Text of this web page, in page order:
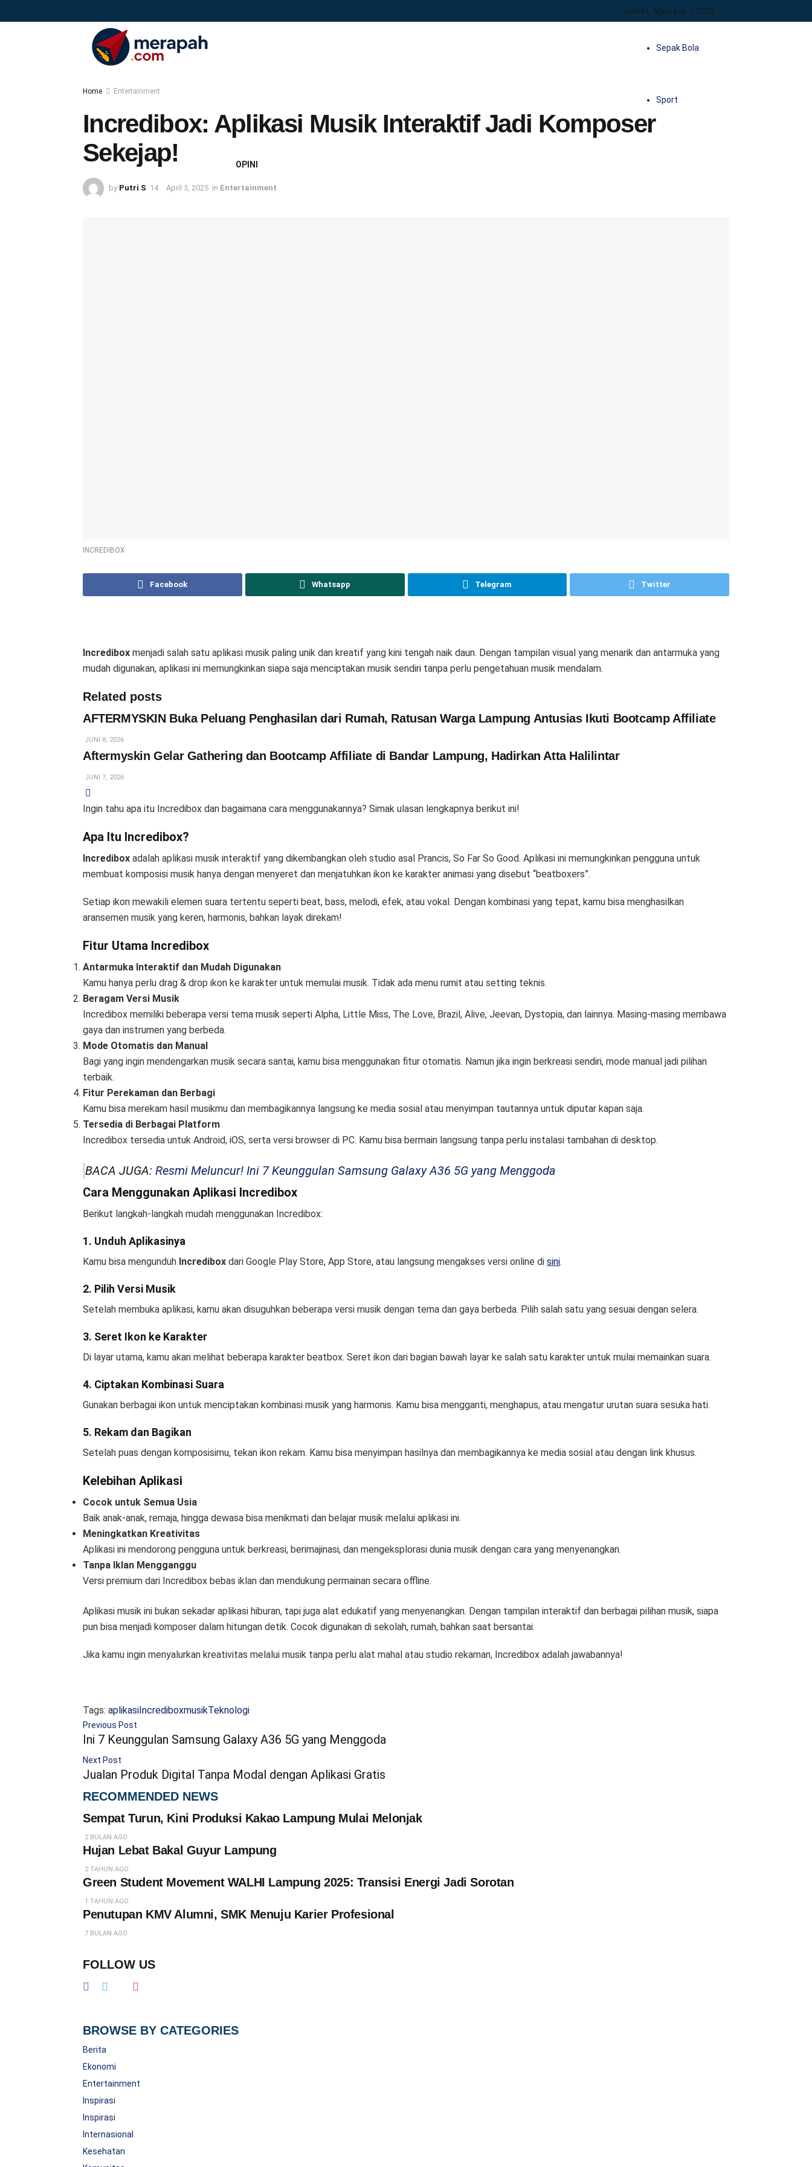
Jumat, Agustus 7, 2026
Sepak Bola
Sport
OPINI
Home Entertainment
Incredibox: Aplikasi Musik Interaktif Jadi Komposer
Sekejap!
by Putri S April 3, 2025 in Entertainment
INCREDIBOX
Facebook Whatsapp Telegram Twitter
Incredibox menjadi salah satu aplikasi musik paling unik dan kreatif yang kini tengah naik daun. Dengan tampilan visual yang menarik dan antarmuka yang
mudah digunakan, aplikasi ini memungkinkan siapa saja menciptakan musik sendiri tanpa perlu pengetahuan musik mendalam.
Related posts
AFTERMYSKIN Buka Peluang Penghasilan dari Rumah, Ratusan Warga Lampung Antusias Ikuti Bootcamp Affiliate
JUNI 8, 2026
Aftermyskin Gelar Gathering dan Bootcamp Affiliate di Bandar Lampung, Hadirkan Atta Halilintar
JUNI 7, 2026
Ingin tahu apa itu Incredibox dan bagaimana cara menggunakannya? Simak ulasan lengkapnya berikut ini!
Apa Itu Incredibox?
Incredibox adalah aplikasi musik interaktif yang dikembangkan oleh studio asal Prancis, So Far So Good. Aplikasi ini memungkinkan pengguna untuk
membuat komposisi musik hanya dengan menyeret dan menjatuhkan ikon ke karakter animasi yang disebut “beatboxers”.
Setiap ikon mewakili elemen suara tertentu seperti beat, bass, melodi, efek, atau vokal. Dengan kombinasi yang tepat, kamu bisa menghasilkan
aransemen musik yang keren, harmonis, bahkan layak direkam!
Fitur Utama Incredibox
Antarmuka Interaktif dan Mudah Digunakan
Kamu hanya perlu drag & drop ikon ke karakter untuk memulai musik. Tidak ada menu rumit atau setting teknis.
Beragam Versi Musik
Incredibox memiliki beberapa versi tema musik seperti Alpha, Little Miss, The Love, Brazil, Alive, Jeevan, Dystopia, dan lainnya. Masing-masing membawa
gaya dan instrumen yang berbeda.
Mode Otomatis dan Manual
Bagi yang ingin mendengarkan musik secara santai, kamu bisa menggunakan fitur otomatis. Namun jika ingin berkreasi sendiri, mode manual jadi pilihan
terbaik.
Fitur Perekaman dan Berbagi
Kamu bisa merekam hasil musikmu dan membagikannya langsung ke media sosial atau menyimpan tautannya untuk diputar kapan saja.
Tersedia di Berbagai Platform
Incredibox tersedia untuk Android, iOS, serta versi browser di PC. Kamu bisa bermain langsung tanpa perlu instalasi tambahan di desktop.
BACA JUGA: Resmi Meluncur! Ini 7 Keunggulan Samsung Galaxy A36 5G yang Menggoda
Cara Menggunakan Aplikasi Incredibox
Berikut langkah-langkah mudah menggunakan Incredibox:
1. Unduh Aplikasinya
Kamu bisa mengunduh Incredibox dari Google Play Store, App Store, atau langsung mengakses versi online di sini.
2. Pilih Versi Musik
Setelah membuka aplikasi, kamu akan disuguhkan beberapa versi musik dengan tema dan gaya berbeda. Pilih salah satu yang sesuai dengan selera.
3. Seret Ikon ke Karakter
Di layar utama, kamu akan melihat beberapa karakter beatbox. Seret ikon dari bagian bawah layar ke salah satu karakter untuk mulai memainkan suara.
4. Ciptakan Kombinasi Suara
Gunakan berbagai ikon untuk menciptakan kombinasi musik yang harmonis. Kamu bisa mengganti, menghapus, atau mengatur urutan suara sesuka hati.
5. Rekam dan Bagikan
Setelah puas dengan komposisimu, tekan ikon rekam. Kamu bisa menyimpan hasilnya dan membagikannya ke media sosial atau dengan link khusus.
Kelebihan Aplikasi
Cocok untuk Semua Usia
Baik anak-anak, remaja, hingga dewasa bisa menikmati dan belajar musik melalui aplikasi ini.
Meningkatkan Kreativitas
Aplikasi ini mendorong pengguna untuk berkreasi, berimajinasi, dan mengeksplorasi dunia musik dengan cara yang menyenangkan.
Tanpa Iklan Mengganggu
Versi premium dari Incredibox bebas iklan dan mendukung permainan secara offline.
Aplikasi musik ini bukan sekadar aplikasi hiburan, tapi juga alat edukatif yang menyenangkan. Dengan tampilan interaktif dan berbagai pilihan musik, siapa
pun bisa menjadi komposer dalam hitungan detik. Cocok digunakan di sekolah, rumah, bahkan saat bersantai.
Jika kamu ingin menyalurkan kreativitas melalui musik tanpa perlu alat mahal atau studio rekaman, Incredibox adalah jawabannya!
Tags: aplikasi IncrediboxmusikTeknologi
Previous Post
Ini 7 Keunggulan Samsung Galaxy A36 5G yang Menggoda
Next Post
Jualan Produk Digital Tanpa Modal dengan Aplikasi Gratis
RECOMMENDED NEWS
Sempat Turun, Kini Produksi Kakao Lampung Mulai Melonjak
2 BULAN AGO
Hujan Lebat Bakal Guyur Lampung
2 TAHUN AGO
Green Student Movement WALHI Lampung 2025: Transisi Energi Jadi Sorotan
1 TAHUN AGO
Penutupan KMV Alumni, SMK Menuju Karier Profesional
7 BULAN AGO
FOLLOW US
BROWSE BY CATEGORIES
Berita
Ekonomi
Entertainment
Inspirasi
Inspirasi
Internasional
Kesehatan